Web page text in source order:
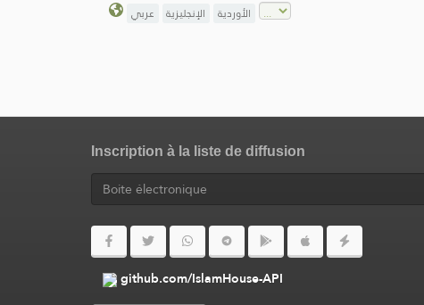
عربي الإنجليزية الأوردية
Inscription à la liste de diffusion
github.com/IslamHouse-API